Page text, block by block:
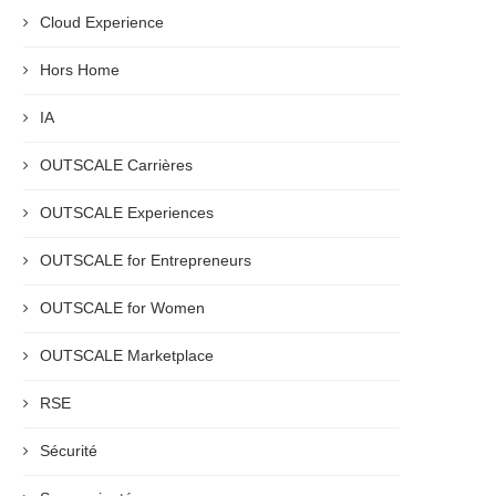
Cloud Experience
Hors Home
IA
OUTSCALE Carrières
OUTSCALE Experiences
OUTSCALE for Entrepreneurs
OUTSCALE for Women
OUTSCALE Marketplace
RSE
Sécurité